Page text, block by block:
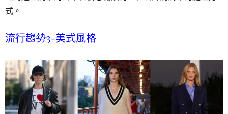
式。
流行趨勢3-美式風格